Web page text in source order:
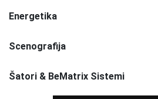
Energetika
Scenografija
Šatori & BeMatrix Sistemi